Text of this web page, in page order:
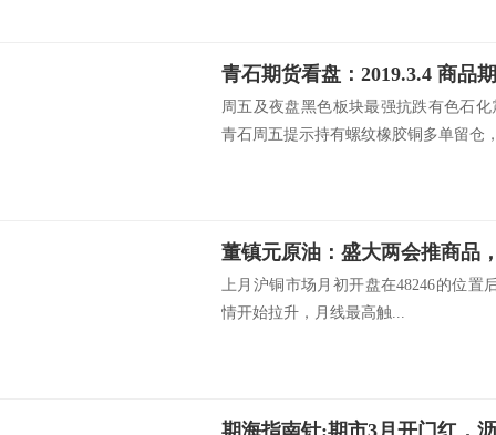
青石期货看盘：2019.3.4 商品
周五及夜盘黑色板块最强抗跌有色石
青石周五提示持有螺纹橡胶铜多单留仓
董镇元原油：盛大两会推商品
上月沪铜市场月初开盘在48246的位置
情开始拉升，月线最高触...